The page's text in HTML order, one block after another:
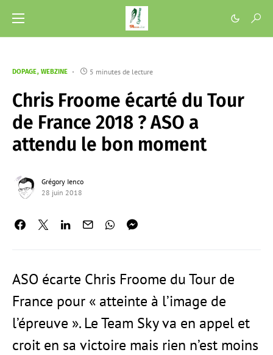
DOPAGE WEBZINE 5 minutes de lecture
Chris Froome écarté du Tour
de France 2018 ? ASO a
attendu le bon moment
Grégory Ienco
28 juin 2018
ASO écarte Chris Froome du Tour de
France pour « atteinte à l’image de
l’épreuve ». Le Team Sky va en appel et
croit en sa victoire mais rien n’est moins